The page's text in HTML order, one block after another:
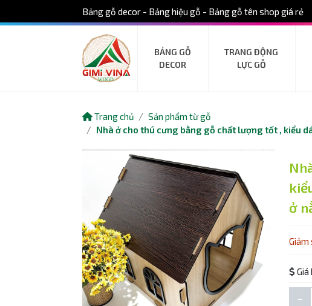
Trang chủ
Sản phẩm từ gỗ
Nhà ở cho thú cưng bằng gỗ chất lượng tốt , kiểu
ở
Giảm
Giá
-
Bảng gỗ decor - Bảng hiệu gỗ - Bảng gỗ tên shop giá rẻ
BẢNG GỖ
DECOR
TRANG ĐỘNG
LỰC GỖ